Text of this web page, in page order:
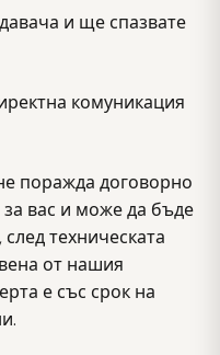
и ще спазвате
комуникация
поражда договорно
вас и може да бъде
техническата
от нашия
е със срок на